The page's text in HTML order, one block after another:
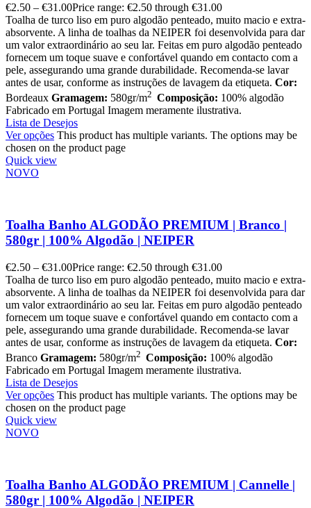
€2.50 – €31.00Price range: €2.50 through €31.00
Toalha de turco liso em puro algodão penteado, muito macio e extra-
absorvente. A linha de toalhas da NEIPER foi desenvolvida para dar
um valor extraordinário ao seu lar. Feitas em puro algodão penteado
fornecem um toque suave e confortável quando em contacto com a
pele, assegurando uma grande durabilidade. Recomenda-se lavar
antes de usar, conforme as instruções de lavagem da etiqueta. Cor:
Bordeaux Gramagem: 580gr/m2 Composição: 100% algodão
Fabricado em Portugal Imagem meramente ilustrativa.
Lista de Desejos
Ver opções This product has multiple variants. The options may be
chosen on the product page
Quick view
NOVO
Toalha Banho ALGODÃO PREMIUM | Branco |
580gr | 100% Algodão | NEIPER
€2.50 – €31.00Price range: €2.50 through €31.00
Toalha de turco liso em puro algodão penteado, muito macio e extra-
absorvente. A linha de toalhas da NEIPER foi desenvolvida para dar
um valor extraordinário ao seu lar. Feitas em puro algodão penteado
fornecem um toque suave e confortável quando em contacto com a
pele, assegurando uma grande durabilidade. Recomenda-se lavar
antes de usar, conforme as instruções de lavagem da etiqueta. Cor:
Branco Gramagem: 580gr/m2 Composição: 100% algodão
Fabricado em Portugal Imagem meramente ilustrativa.
Lista de Desejos
Ver opções This product has multiple variants. The options may be
chosen on the product page
Quick view
NOVO
Toalha Banho ALGODÃO PREMIUM | Cannelle |
580gr | 100% Algodão | NEIPER